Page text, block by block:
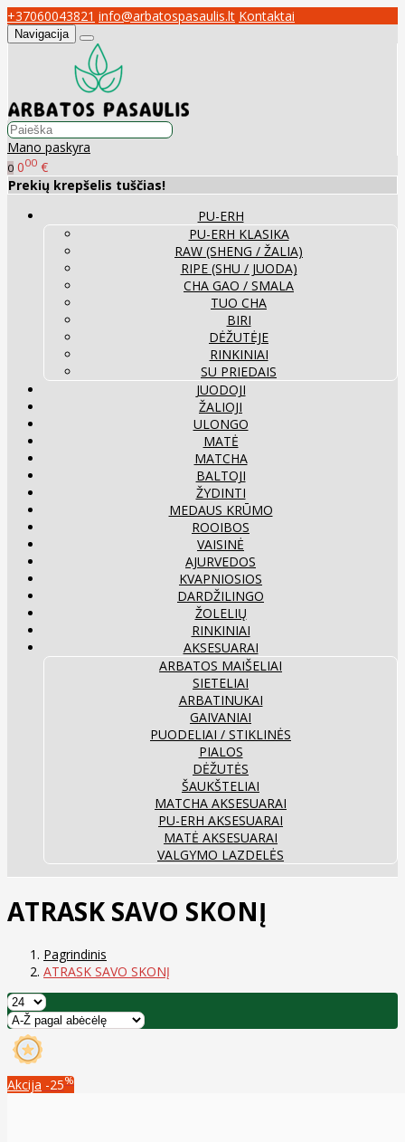
+37060043821 info@arbatospasaulis.lt Kontaktai
Navigacija
Mano paskyra
0 000 €
Prekių krepšelis tuščias!
PU-ERH
PU-ERH KLASIKA
RAW (SHENG / ŽALIA)
RIPE (SHU / JUODA)
CHA GAO / SMALA
TUO CHA
BIRI
DĖŽUTĖJE
RINKINIAI
SU PRIEDAIS
JUODOJI
ŽALIOJI
ULONGO
MATĖ
MATCHA
BALTOJI
ŽYDINTI
MEDAUS KRŪMO
ROOIBOS
VAISINĖ
AJURVEDOS
KVAPNIOSIOS
DARDŽILINGO
ŽOLELIŲ
RINKINIAI
AKSESUARAI
ARBATOS MAIŠELIAI
SIETELIAI
ARBATINUKAI
GAIVANIAI
PUODELIAI / STIKLINĖS
PIALOS
DĖŽUTĖS
ŠAUKŠTELIAI
MATCHA AKSESUARAI
PU-ERH AKSESUARAI
MATĖ AKSESUARAI
VALGYMO LAZDELĖS
ATRASK SAVO SKONĮ
Pagrindinis
ATRASK SAVO SKONĮ
Akcija -25%